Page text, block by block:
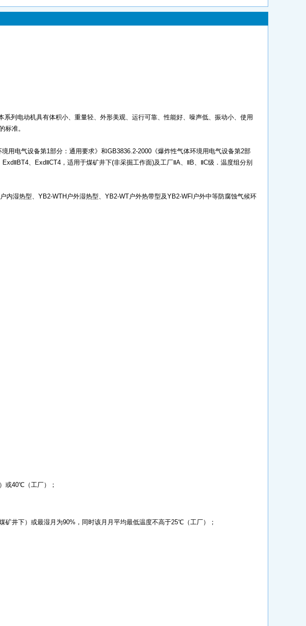
列电动机具有体积小、重量轻、外形美观、运行可靠、性能好、噪声低、振动小、使用
标准。
用电气设备第1部分：通用要求》和GB3836.2-2000《爆炸性气体环境用电气设备第2部
、ExdⅡCT4，适用于煤矿井下(非采掘工作面)及工厂ⅡA、ⅡB、ⅡC级．温度组分别
湿热型、YB2-WTH户外湿热型、YB2-WT户外热带型及YB2-WFl户外中等防腐蚀气候环
或40℃（工厂）；
下）或最湿月为90%，同时该月月平均最低温度不高于25℃（工厂）；